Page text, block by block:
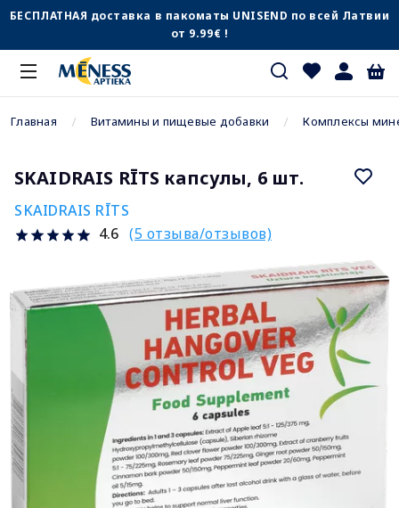
БЕСПЛАТНАЯ доставка в пакоматы UNISEND по всей Латвии
от 9.99€ !
Главная Витамины и пищевые добавки Комплексы
SKAIDRAIS RĪTS капсулы, 6 шт.
SKAIDRAIS RĪTS
4.6 (5 отзыва/отзывов)